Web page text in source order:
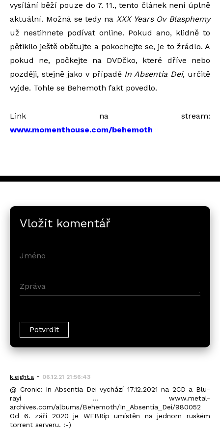
vysílání běží pouze do 7. 11., tento článek není úplně
aktuální. Možná se tedy na XXX Years Ov Blasphemy
už nestihnete podívat online. Pokud ano, klidně to
pětikilo ještě obětujte a pokochejte se, je to žrádlo. A
pokud ne, počkejte na DVDčko, které dříve nebo
později, stejně jako v případě In Absentia Dei, určitě
vyjde. Tohle se Behemoth fakt povedlo.
Link na stream:
www.momenthouse.com/behemoth
Vložit komentář
k.eight.a - 06.12.21 21:56:43
@ Cronic: In Absentia Dei vychází 17.12.2021 na 2CD a Blu-
rayi ... www.metal-
archives.com/albums/Behemoth/In_Absentia_Dei/980052
Od 6. září 2020 je WEBRip umístěn na jednom ruském
torrent serveru. :-)